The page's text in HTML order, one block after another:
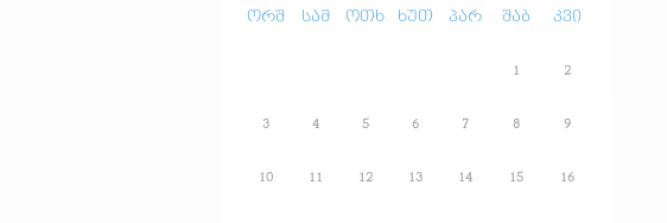
ორშ სამ ოთხ ხუთ პარ შაბ კვი
1 2
3 4 5 6 7 8 9
10 11 12 13 14 15 16